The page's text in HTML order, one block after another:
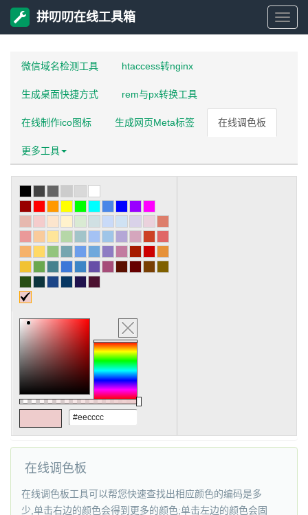
拼
线
拼叨叨在线工具箱
微信域名检测工具 htaccess转nginx
生成桌面快捷方式 rem与px转换工具
在线制作ico图标 生成网页Meta标签 在线调色板
更多工具
在线调色板
在线调色板工具可以帮您快速查找出相应颜色的编码是多
少,单击右边的颜色会得到更多的颜色;单击左边的颜色会固